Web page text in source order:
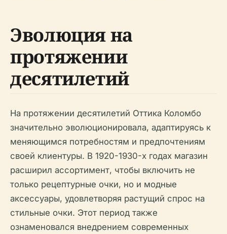
Эволюция на
протяжении
десятилетий
На протяжении десятилетий Оттика Коломбо
значительно эволюционировала, адаптируясь к
меняющимся потребностям и предпочтениям
своей клиентуры. В 1920-1930-х годах магазин
расширил ассортимент, чтобы включить не
только рецептурные очки, но и модные
аксессуары, удовлетворяя растущий спрос на
стильные очки. Этот период также
ознаменовался внедрением современных